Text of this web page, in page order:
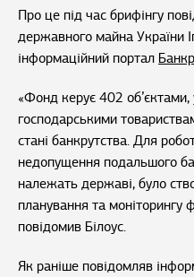
Про це під час брифінгу
державного майна України
інформаційний портал
«Фонд керує 402
господарськими
стані банкрутства. Для
недопущення подальшого
належать державі, було
планування та моніторингу
повідомив Білоус.
Як раніше повідомляв